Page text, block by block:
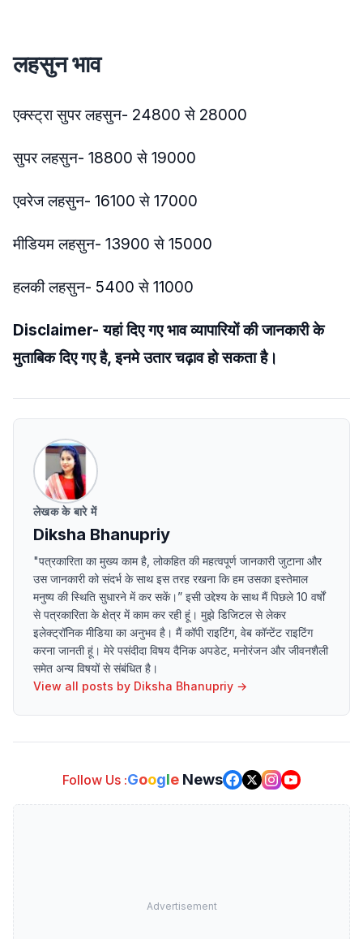
लहसुन भाव
एक्स्ट्रा सुपर लहसुन- 24800 से 28000
सुपर लहसुन- 18800 से 19000
एवरेज लहसुन- 16100 से 17000
मीडियम लहसुन- 13900 से 15000
हलकी लहसुन- 5400 से 11000
Disclaimer- यहां दिए गए भाव व्यापारियों की जानकारी के
मुताबिक दिए गए है, इनमे उतार चढ़ाव हो सकता है।
लेखक के बारे में
Diksha Bhanupriy
"पत्रकारिता का मुख्य काम है, लोकहित की महत्वपूर्ण जानकारी जुटाना और
उस जानकारी को संदर्भ के साथ इस तरह रखना कि हम उसका इस्तेमाल
मनुष्य की स्थिति सुधारने में कर सकें।” इसी उद्देश्य के साथ मैं पिछले 10 वर्षों
से पत्रकारिता के क्षेत्र में काम कर रही हूं। मुझे डिजिटल से लेकर
इलेक्ट्रॉनिक मीडिया का अनुभव है। मैं कॉपी राइटिंग, वेब कॉन्टेंट राइटिंग
करना जानती हूं। मेरे पसंदीदा विषय दैनिक अपडेट, मनोरंजन और जीवनशैली
समेत अन्य विषयों से संबंधित है।
View all posts by Diksha Bhanupriy →
Follow Us :Google News
Advertisement